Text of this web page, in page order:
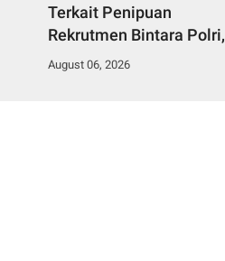
Terkait Penipuan
Rekrutmen Bintara Polri,
Polda Jambi Komitmen
August 06, 2026